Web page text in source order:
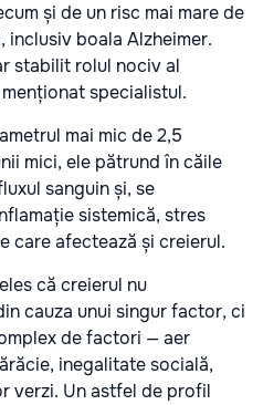
și de un risc mai mare de
boala Alzheimer.
stabilit rolul nociv al
specialistul.
mai mic de 2,5
mici, ele pătrund în căile
sanguin și, se
sistemică, stres
care afectează și creierul.
că creierul nu
cauza unui singur factor, ci
de factori — aer
inegalitate socială,
verzi. Un astfel de profil